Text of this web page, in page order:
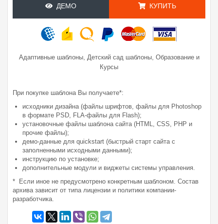
ДЕМО КУПИТЬ
Адаптивные шаблоны, Детский сад шаблоны, Образование и
Курсы
При покупке шаблона Вы получаете*:
исходники дизайна (файлы шрифтов, файлы для Photoshop
в формате PSD, FLA-файлы для Flash);
установочные файлы шаблона сайта (HTML, CSS, PHP и
прочие файлы);
демо-данные для quickstart (быстрый старт сайта с
заполненными исходными данными);
инструкцию по установке;
дополнительные модули и виджеты системы управления.
* Если иное не предусмотрено конкретным шаблоном. Состав
архива зависит от типа лицензии и политики компании-
разработчика.